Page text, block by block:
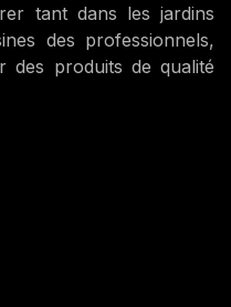
tant dans les jardins
des professionnels,
des produits de qualité